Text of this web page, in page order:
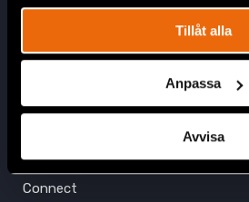
Tillåt alla
Anpassa
Avvisa
Get Involved
Support Us
Corporate Partnerships
Contact Us
Join Our Team
Connect